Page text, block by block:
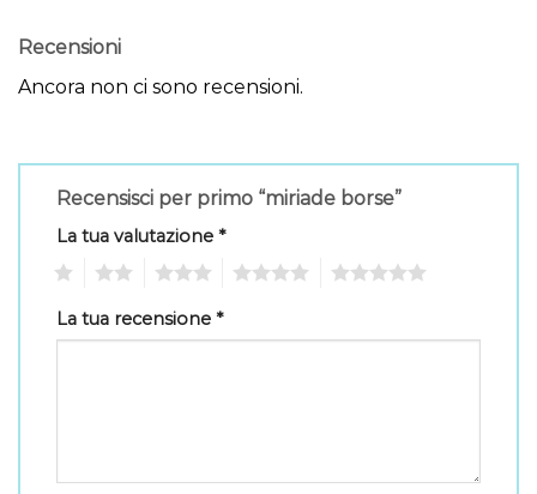
Recensioni
Ancora non ci sono recensioni.
Recensisci per primo “miriade borse”
La tua valutazione *
La tua recensione *